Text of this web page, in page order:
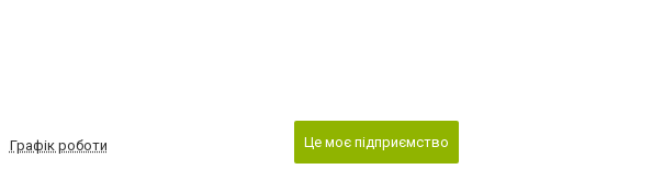
Графік роботи Це моє підприємство